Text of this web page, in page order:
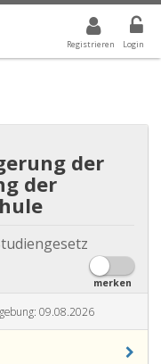
Registrieren Login
IST ALLE
der
der
merken
09.08.2026